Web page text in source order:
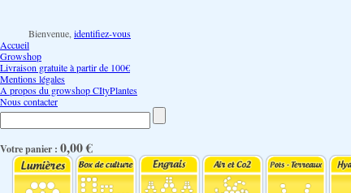
Bienvenue, identifiez-vous
Accueil
Growshop
Livraison gratuite à partir de 100€
Mentions légales
A propos du growshop CItyPlantes
Nous contacter
Votre panier : 0,00 €